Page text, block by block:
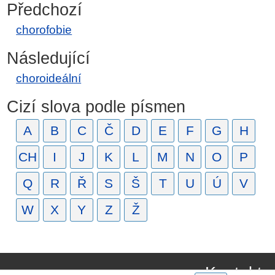
Předchozí
chorofobie
Následující
choroideální
Cizí slova podle písmen
A B C Č D E F G
H
CH
I J K L M N O
P
Q
R Ř S Š T U Ú
V
W
X Y Z Ž